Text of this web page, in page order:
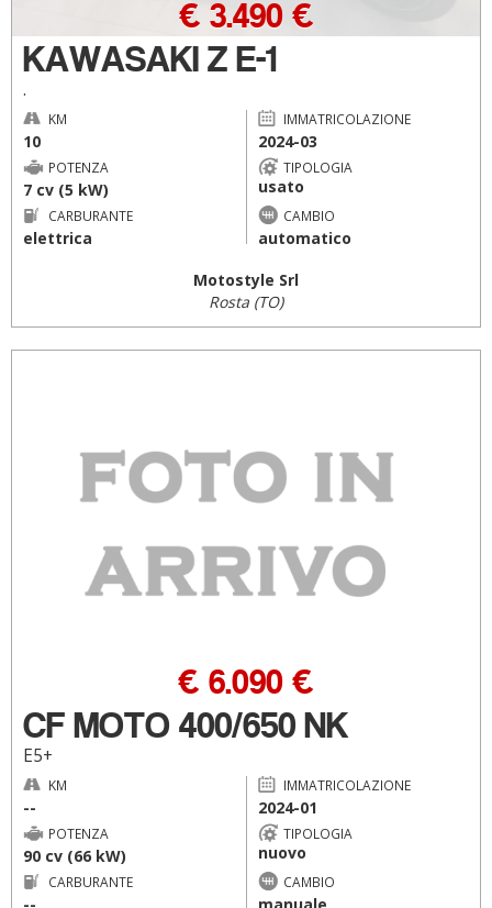
KAWASAKI Z E-1
.
€ 3.490 €
KM
10
IMMATRICOLAZIONE
2024-03
POTENZA
7 cv (5 kW)
TIPOLOGIA
usato
CARBURANTE
elettrica
CAMBIO
automatico
Motostyle Srl
Rosta (TO)
CF MOTO 400/650 NK
E5+
€ 6.090 €
KM
--
IMMATRICOLAZIONE
2024-01
POTENZA
90 cv (66 kW)
TIPOLOGIA
nuovo
CARBURANTE
--
CAMBIO
manuale